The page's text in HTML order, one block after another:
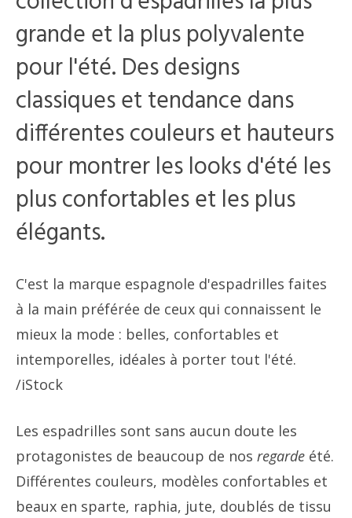
grande et la plus polyvalente
pour l'été. Des designs
classiques et tendance dans
différentes couleurs et hauteurs
pour montrer les looks d'été les
plus confortables et les plus
élégants.
C'est la marque espagnole d'espadrilles faites
à la main préférée de ceux qui connaissent le
mieux la mode : belles, confortables et
intemporelles, idéales à porter tout l'été.
/iStock
Les espadrilles sont sans aucun doute les
protagonistes de beaucoup de nos regarde été.
Différentes couleurs, modèles confortables et
beaux en sparte, raphia, jute, doublés de tissu